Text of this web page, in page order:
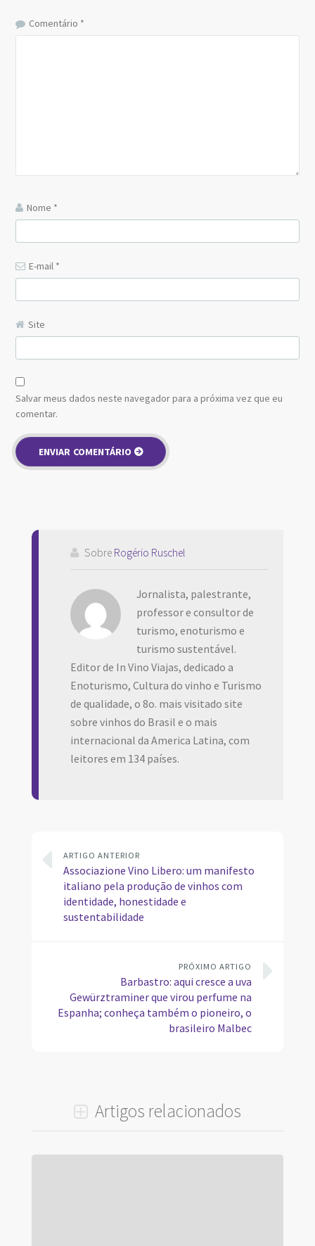
Comentário *
Nome *
E-mail *
Site
Salvar meus dados neste navegador para a próxima vez que eu
comentar.
Sobre Rogério Ruschel
Jornalista, palestrante,
professor e consultor de
turismo, enoturismo e
turismo sustentável.
Editor de In Vino Viajas, dedicado a
Enoturismo, Cultura do vinho e Turismo
de qualidade, o 8o. mais visitado site
sobre vinhos do Brasil e o mais
internacional da America Latina, com
leitores em 134 países.
ARTIGO ANTERIOR
Associazione Vino Libero: um manifesto
italiano pela produção de vinhos com
identidade, honestidade e
sustentabilidade
PRÓXIMO ARTIGO
Barbastro: aqui cresce a uva
Gewürztraminer que virou perfume na
Espanha; conheça também o pioneiro, o
brasileiro Malbec
Artigos relacionados